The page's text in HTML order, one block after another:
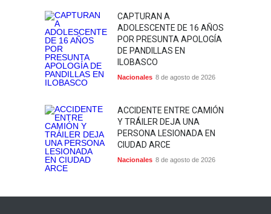
CAPTURAN A
ADOLESCENTE DE 16 AÑOS
POR PRESUNTA APOLOGÍA
DE PANDILLAS EN
ILOBASCO
Nacionales 8 de agosto de 2026
ACCIDENTE ENTRE CAMIÓN
Y TRÁILER DEJA UNA
PERSONA LESIONADA EN
CIUDAD ARCE
Nacionales 8 de agosto de 2026